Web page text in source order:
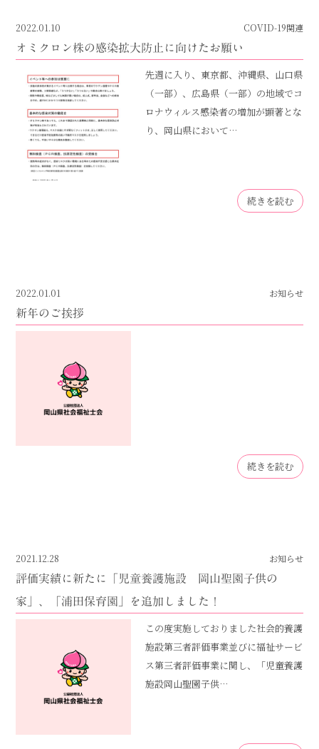
2022.01.10 COVID-19関連
オミクロン株の感染拡大防止に向けたお願い
先週に入り、東京都、沖縄県、山口県
（一部）、広島県（一部）の地域でコ
ロナウィルス感染者の増加が顕著とな
り、岡山県において…
続きを読む
2022.01.01 お知らせ
新年のご挨拶
続きを読む
2021.12.28 お知らせ
評価実績に新たに「児童養護施設 岡山聖園子供の
家」、「浦田保育園」を追加しました！
この度実施しておりました社会的養護
施設第三者評価事業並びに福祉サービ
ス第三者評価事業に関し、「児童養護
施設岡山聖園子供…